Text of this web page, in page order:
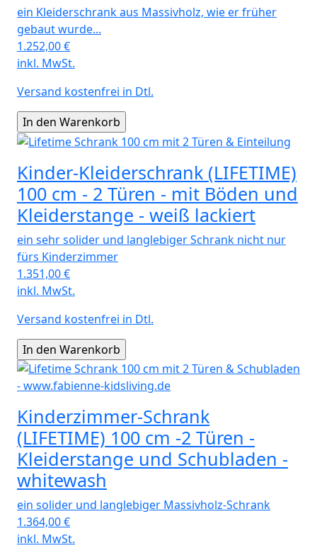
ein Kleiderschrank aus Massivholz, wie er früher
gebaut wurde...
1.252,00€
inkl. MwSt.
Versand kostenfrei in Dtl.
Kinder-Kleiderschrank (LIFETIME)
100 cm - 2 Türen - mit Böden und
Kleiderstange - weiß lackiert
ein sehr solider und langlebiger Schrank nicht nur
fürs Kinderzimmer
1.351,00€
inkl. MwSt.
Versand kostenfrei in Dtl.
Kinderzimmer-Schrank
(LIFETIME) 100 cm -2 Türen -
Kleiderstange und Schubladen -
whitewash
ein solider und langlebiger Massivholz-Schrank
1.364,00€
inkl. MwSt.